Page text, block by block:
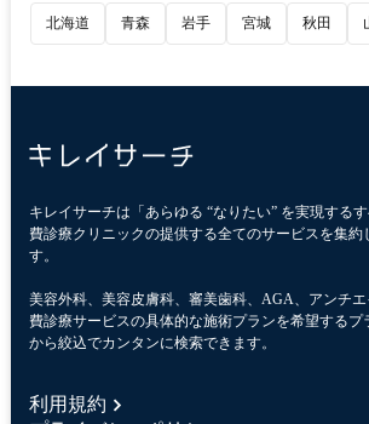
北海道 青森 岩手 宮城 秋田
キレイサーチは「あらゆる “なりたい” を実現する
費診療クリニックの提供する全てのサービスを集約
す。
美容外科、美容皮膚科、審美歯科、AGA、アンチ
費診療サービスの具体的な施術プランを希望するプ
から絞込でカンタンに検索できます。
利用規約